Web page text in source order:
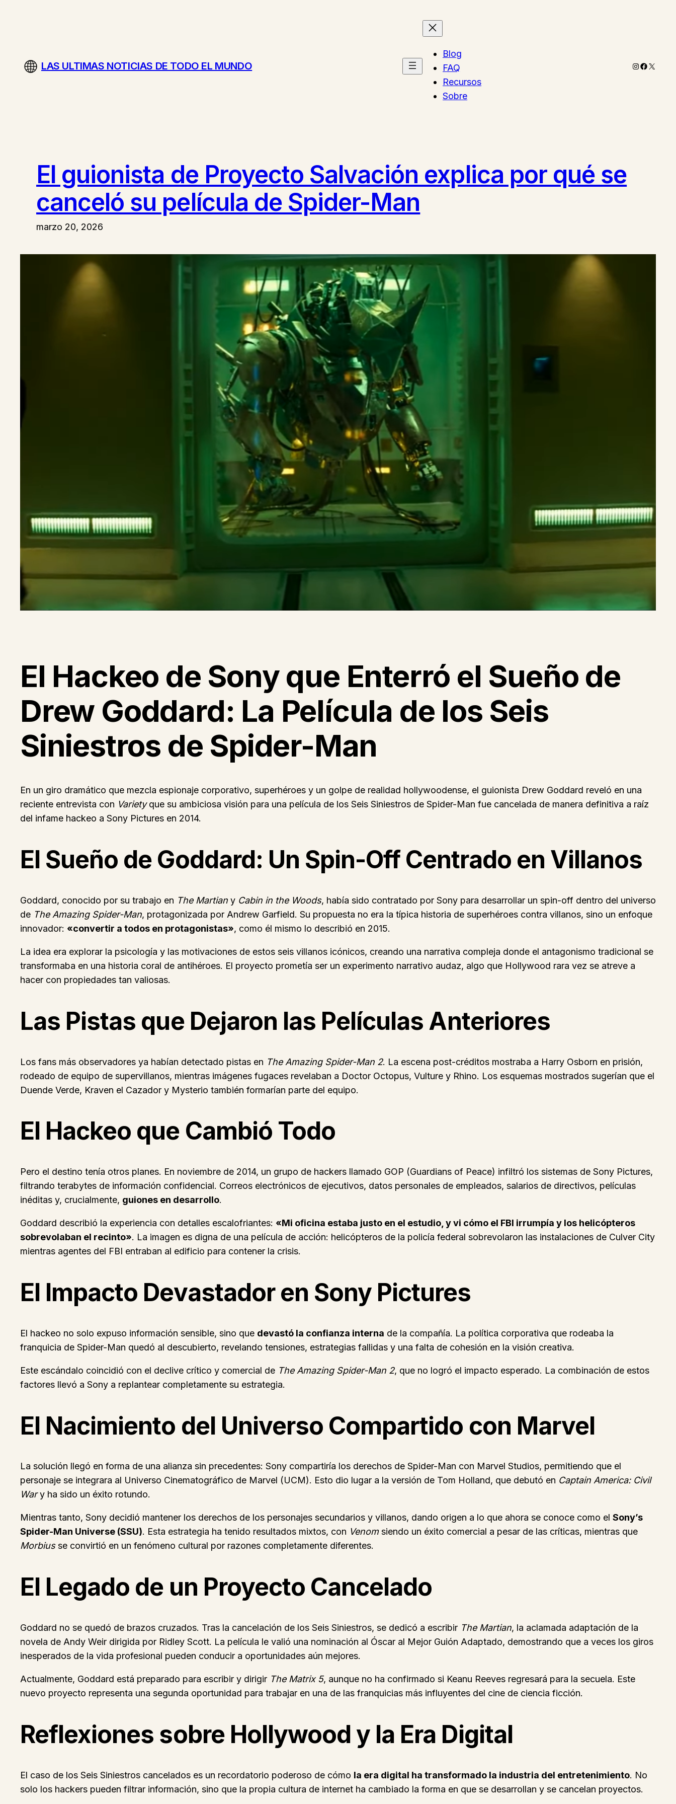
LAS ULTIMAS NOTICIAS DE TODO EL MUNDO
Blog
FAQ
Recursos
Sobre
Instagram
X
El guionista de Proyecto Salvación explica por qué se
canceló su película de Spider-Man
marzo 20, 2026
El Hackeo de Sony que Enterró el Sueño de
Drew Goddard: La Película de los Seis
Siniestros de Spider-Man
En un giro dramático que mezcla espionaje corporativo, superhéroes y un golpe de realidad hollywoodense, el guionista Drew Goddard reveló en una
reciente entrevista con Varietyque su ambiciosa visión para una película de los Seis Siniestros de Spider-Man fue cancelada de manera definitiva a raíz
del infame hackeo a Sony Pictures en 2014.
El Sueño de Goddard: Un Spin-Off Centrado en Villanos
Goddard, conocido por su trabajo en The Martian y Cabin in the Woods, había sido contratado por Sony para desarrollar un spin-off dentro del universo
de The Amazing Spider-Man, protagonizada por Andrew Garfield. Su propuesta no era la típica historia de superhéroes contra villanos, sino un enfoque
innovador: «convertir a todos en protagonistas», como él mismo lo describió en 2015.
La idea era explorar la psicología y las motivaciones de estos seis villanos icónicos, creando una narrativa compleja donde el antagonismo tradicional se
transformaba en una historia coral de antihéroes. El proyecto prometía ser un experimento narrativo audaz, algo que Hollywood rara vez se atreve a
hacer con propiedades tan valiosas.
Las Pistas que Dejaron las Películas Anteriores
Los fans más observadores ya habían detectado pistas en The Amazing Spider-Man 2. La escena post-créditos mostraba a Harry Osborn en prisión,
rodeado de equipo de supervillanos, mientras imágenes fugaces revelaban a Doctor Octopus, Vulture y Rhino. Los esquemas mostrados sugerían que el
Duende Verde, Kraven el Cazador y Mysterio también formarían parte del equipo.
El Hackeo que Cambió Todo
Pero el destino tenía otros planes. En noviembre de 2014, un grupo de hackers llamado GOP (Guardians of Peace) infiltró los sistemas de Sony Pictures,
filtrando terabytes de información confidencial. Correos electrónicos de ejecutivos, datos personales de empleados, salarios de directivos, películas
inéditas y, crucialmente, guiones en desarrollo.
Goddard describió la experiencia con detalles escalofriantes: «Mi oficina estaba justo en el estudio, y vi cómo el FBI irrumpía y los helicópteros
sobrevolaban el recinto». La imagen es digna de una película de acción: helicópteros de la policía federal sobrevolaron las instalaciones de Culver City
mientras agentes del FBI entraban al edificio para contener la crisis.
El Impacto Devastador en Sony Pictures
El hackeo no solo expuso información sensible, sino que devastó la confianza interna de la compañía. La política corporativa que rodeaba la
franquicia de Spider-Man quedó al descubierto, revelando tensiones, estrategias fallidas y una falta de cohesión en la visión creativa.
Este escándalo coincidió con el declive crítico y comercial de The Amazing Spider-Man 2, que no logró el impacto esperado. La combinación de estos
factores llevó a Sony a replantear completamente su estrategia.
El Nacimiento del Universo Compartido con Marvel
La solución llegó en forma de una alianza sin precedentes: Sony compartiría los derechos de Spider-Man con Marvel Studios, permitiendo que el
personaje se integrara al Universo Cinematográfico de Marvel (UCM). Esto dio lugar a la versión de Tom Holland, que debutó en Captain America: Civil
Wary ha sido un éxito rotundo.
Mientras tanto, Sony decidió mantener los derechos de los personajes secundarios y villanos, dando origen a lo que ahora se conoce como el Sony’s
Spider-Man Universe (SSU). Esta estrategia ha tenido resultados mixtos, con Venomsiendo un éxito comercial a pesar de las críticas, mientras que
Morbiusse convirtió en un fenómeno cultural por razones completamente diferentes.
El Legado de un Proyecto Cancelado
Goddard no se quedó de brazos cruzados. Tras la cancelación de los Seis Siniestros, se dedicó a escribir The Martian, la aclamada adaptación de la
novela de Andy Weir dirigida por Ridley Scott. La película le valió una nominación al Óscar al Mejor Guión Adaptado, demostrando que a veces los giros
inesperados de la vida profesional pueden conducir a oportunidades aún mejores.
Actualmente, Goddard está preparado para escribir y dirigir The Matrix 5, aunque no ha confirmado si Keanu Reeves regresará para la secuela. Este
nuevo proyecto representa una segunda oportunidad para trabajar en una de las franquicias más influyentes del cine de ciencia ficción.
Reflexiones sobre Hollywood y la Era Digital
El caso de los Seis Siniestros cancelados es un recordatorio poderoso de cómo la era digital ha transformado la industria del entretenimiento. No
solo los hackers pueden filtrar información, sino que la propia cultura de internet ha cambiado la forma en que se desarrollan y se cancelan proyectos.